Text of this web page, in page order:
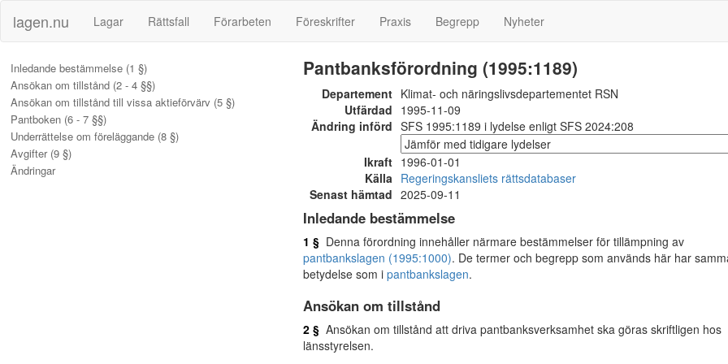
lagen.nu Lagar Rättsfall Förarbeten Föreskrifter Praxis Begrepp Nyheter
Inledande bestämmelse (1 §)
Ansökan om tillstånd (2 - 4 §§)
Ansökan om tillstånd till vissa aktieförvärv (5 §)
Pantboken (6 - 7 §§)
Underrättelse om föreläggande (8 §)
Avgifter (9 §)
Ändringar
Pantbanksförordning (1995:1189)
Departement Klimat- och näringslivsdepartementet RSN
Utfärdad 1995-11-09
Ändring införd SFS 1995:1189 i lydelse enligt SFS 2024:208
Ikraft 1996-01-01
Källa Regeringskansliets rättsdatabaser
Senast hämtad 2025-09-11
Inledande bestämmelse
1 § Denna förordning innehåller närmare bestämmelser för tillämpning av
pantbankslagen (1995:1000). De termer och begrepp som används här har
betydelse som i pantbankslagen.
Ansökan om tillstånd
2 § Ansökan om tillstånd att driva pantbanksverksamhet ska göras skriftligen hos
länsstyrelsen.